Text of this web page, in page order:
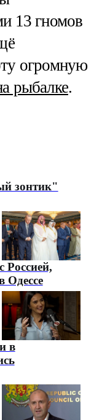
13 гномов
огромную
рыбалке.
зонтик"
Россией,
Одессе
в